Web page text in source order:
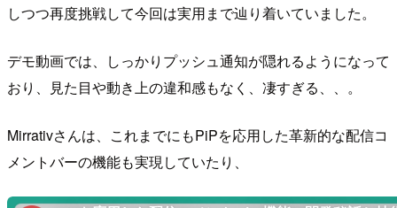
しつつ再度挑戦して今回は実用まで辿り着いていました。
デモ動画では、しっかりプッシュ通知が隠れるようになって
おり、見た目や動き上の違和感もなく、凄すぎる、、。
Mirrativさんは、これまでにもPiPを応用した革新的な配信コ
メントバーの機能も実現していたり、